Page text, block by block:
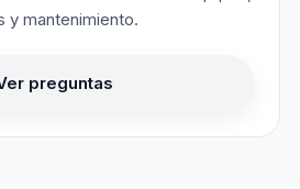
y mantenimiento.
preguntas